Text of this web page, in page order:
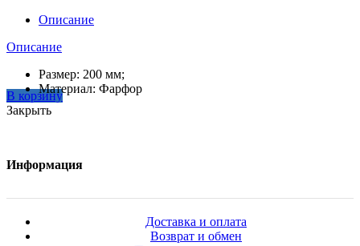
В корзину
Закрыть
Описание
Описание
Размер: 200 мм;
Материал: Фарфор
Информация
Доставка и оплата
Возврат и обмен